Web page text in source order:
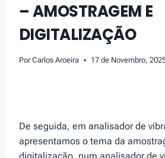
– AMOSTRAGEM E
DIGITALIZAÇÃO
Por Carlos Aroeira 17 de Novembro,
De seguida, em analisador de
apresentamos o tema da